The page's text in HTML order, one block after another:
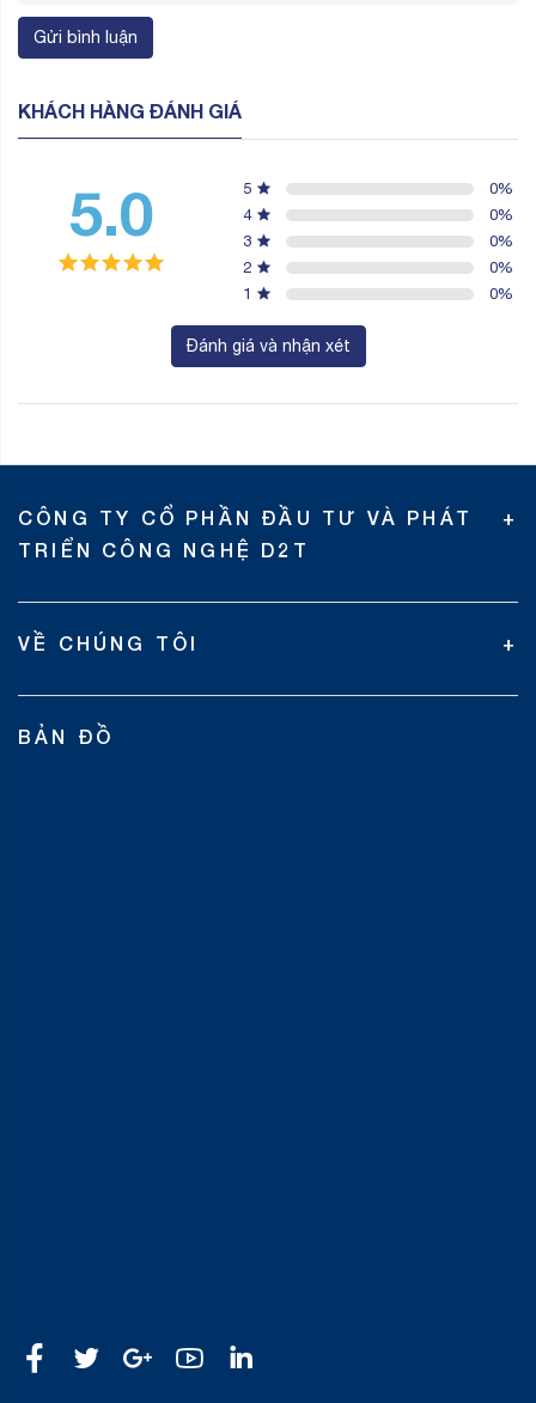
Gửi bình luận
KHÁCH HÀNG ĐÁNH GIÁ
5.0 5 0%
4
0%
3
0%
2
0%
1
0%
Đánh giá và nhận xét
CÔNG TY CỔ PHẦN ĐẦU TƯ VÀ PHÁT
TRIỂN CÔNG NGHỆ D2T
VỀ CHÚNG TÔI
BẢN ĐỒ